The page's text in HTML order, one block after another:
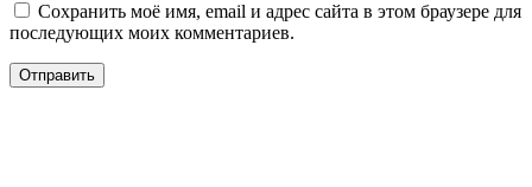
Сохранить моё имя, email и адрес сайта в этом браузере для
последующих моих комментариев.